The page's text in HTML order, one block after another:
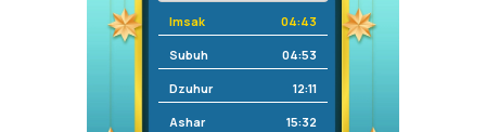
Imsak 04:43
Subuh 04:53
Dzuhur 12:11
Ashar 15:32